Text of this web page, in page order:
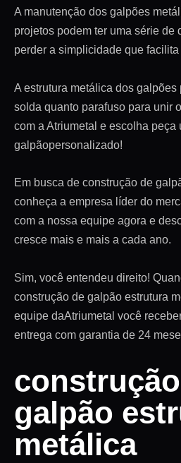
A manutenção dos galpões
projetos podem ter uma série de
perder a simplicidade que
A estrutura metálica dos galpões
solda quanto parafuso para unir
com a Atriumetal e escolha peça
galpãopersonalizado!
Em busca de construção de
conheça a empresa líder do
com a nossa equipe agora e
cresce mais e mais a cada ano.
Sim, você entendeu direito!
construção de galpão estrutura
equipe daAtriumetal você
entrega com garantia de 24
galpão
metálica